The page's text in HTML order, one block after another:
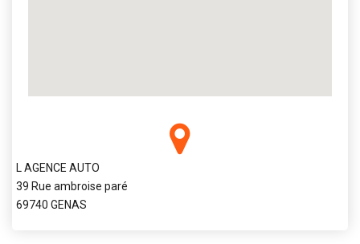
L AGENCE AUTO
39 Rue ambroise paré
69740 GENAS